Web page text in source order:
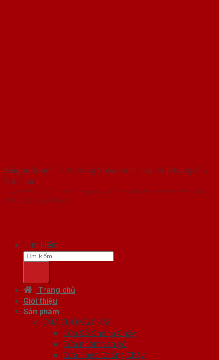
SaigonDoor™ - Hệ thống Showroom cửa thép hàng đầu
Việt Nam
Copyright ⓒ 2016 – 2026 SaigonDoor™ - www.bancuathep.com | Đơn vị
chủ quản SaigonDoor
Tìm kiếm:
Trang chủ
Giới thiệu
Sản phẩm
CỬA CHỐNG CHÁY
Cửa Gỗ Chống Cháy
Cửa nhôm vân gỗ
Cửa Thép Chống Cháy